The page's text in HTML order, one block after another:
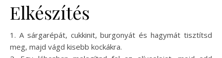
Elkészítés
1. A sárgarépát, cukkinit, burgonyát és hagymát tisztítsd
meg, majd vágd kisebb kockákra.